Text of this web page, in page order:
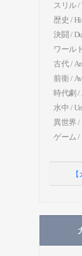
スリル
歴史 /
決闘 /
ワール
古代 /
前衛 /
時代劇 /
水中 /
異世界 /
ゲーム /